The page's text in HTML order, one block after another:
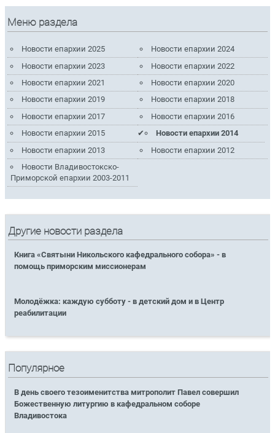
Меню раздела
Новости епархии 2025
Новости епархии 2024
Новости епархии 2023
Новости епархии 2022
Новости епархии 2021
Новости епархии 2020
Новости епархии 2019
Новости епархии 2018
Новости епархии 2017
Новости епархии 2016
Новости епархии 2015
Новости епархии 2014
Новости епархии 2013
Новости епархии 2012
Новости Владивостокско-
Приморской епархии 2003-2011
Другие новости раздела
Книга «Святыни Никольского кафедрального собора» - в
помощь приморским миссионерам
Молодёжка: каждую субботу - в детский дом и в Центр
реабилитации
Популярное
В день своего тезоименитства митрополит Павел совершил
Божественную литургию в кафедральном соборе
Владивостока